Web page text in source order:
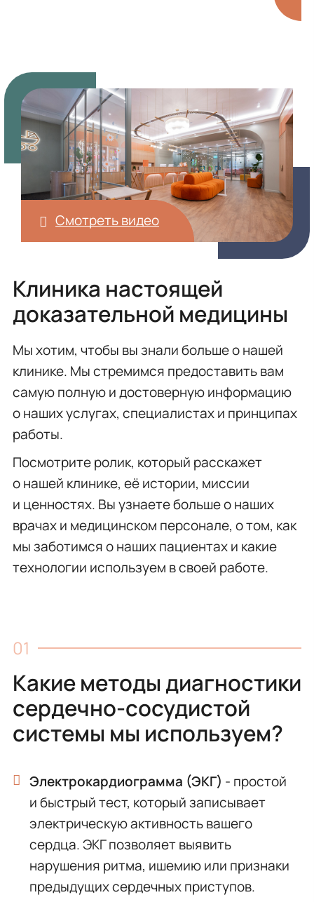
Смотреть видео
Клиника настоящей
доказательной медицины
Мы хотим, чтобы вы знали больше о нашей
клинике. Мы стремимся предоставить вам
самую полную и достоверную информацию
о наших услугах, специалистах и принципах
работы.
Посмотрите ролик, который расскажет
о нашей клинике, её истории, миссии
и ценностях. Вы узнаете больше о наших
врачах и медицинском персонале, о том, как
мы заботимся о наших пациентах и какие
технологии используем в своей работе.
Какие методы диагностики
сердечно-сосудистой
системы мы используем?
Электрокардиограмма (ЭКГ) - простой
и быстрый тест, который записывает
электрическую активность вашего
сердца. ЭКГ позволяет выявить
нарушения ритма, ишемию или признаки
предыдущих сердечных приступов.